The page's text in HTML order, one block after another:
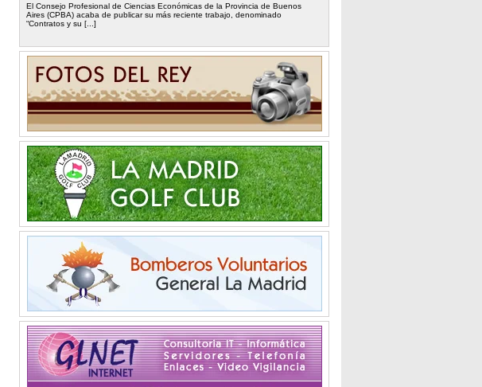
El Consejo Profesional de Ciencias Económicas de la Provincia de Buenos
Aires (CPBA) acaba de publicar su más reciente trabajo, denominado
“Contratos y su [...]